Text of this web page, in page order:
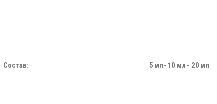
Состав: 5 мл- 10 мл - 20 мл